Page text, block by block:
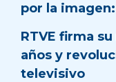
por la imagen:
RTVE firma
años y
televisivo